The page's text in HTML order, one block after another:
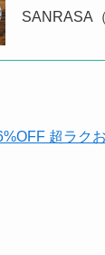
SANRASA
超ラク